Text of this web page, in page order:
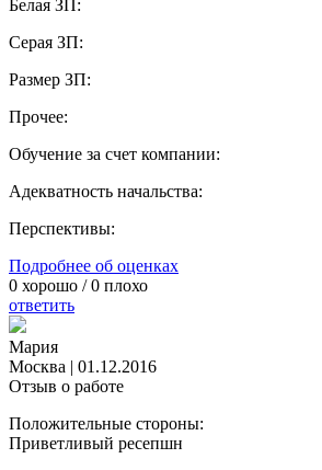
Белая ЗП:
Серая ЗП:
Размер ЗП:
Прочее:
Обучение за счет компании:
Адекватность начальства:
Перспективы:
Подробнее об оценках
0 хорошо /0 плохо
ответить
Мария
Москва | 01.12.2016
Отзыв о работе
Положительные стороны:
Приветливый ресепшн